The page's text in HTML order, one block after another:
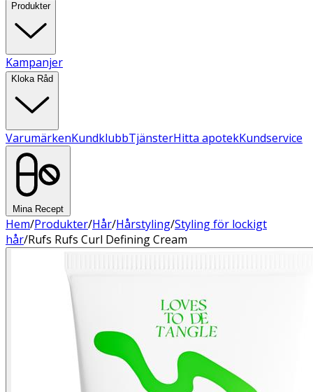
Produkter
Kampanjer
Kloka Råd
VarumärkenKundklubbTjänsterHitta apotekKundservice
Mina Recept
Hem/Produkter/Hår/Hårstyling/Styling för lockigt
hår/Rufs Rufs Curl Defining Cream